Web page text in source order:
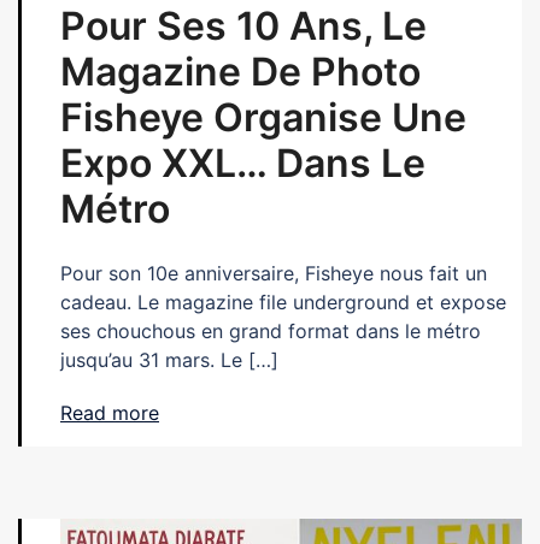
Pour Ses 10 Ans, Le
Magazine De Photo
Fisheye Organise Une
Expo XXL… Dans Le
Métro
Pour son 10e anniversaire, Fisheye nous fait un
cadeau. Le magazine file underground et expose
ses chouchous en grand format dans le métro
jusqu’au 31 mars. Le […]
Read more